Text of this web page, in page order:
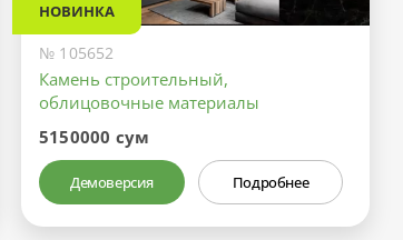
НОВИНКА
№ 105652
Камень строительный,
облицовочные материалы
5150000 сум
Демоверсия Подробнее